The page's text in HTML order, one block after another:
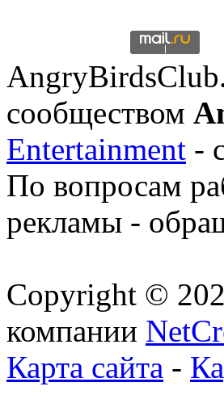
сообществом
Entertainment -
По вопросам
рекламы -
Copyright ©
компании
Карта сайта -